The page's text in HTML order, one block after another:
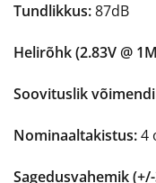
Tundlikkus:87dB
Helirõhk (2.83V @
Soovituslik
Nominaaltakistus:4
Sagedusvahemik